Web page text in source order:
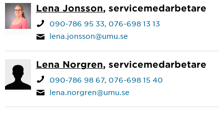
Lena Jonsson, servicemedarbetare
090-786 95 33 076-698 13 13
lena.jonsson@umu.se
Lena Norgren, servicemedarbetare
090-786 98 67 076-698 15 40
lena.norgren@umu.se